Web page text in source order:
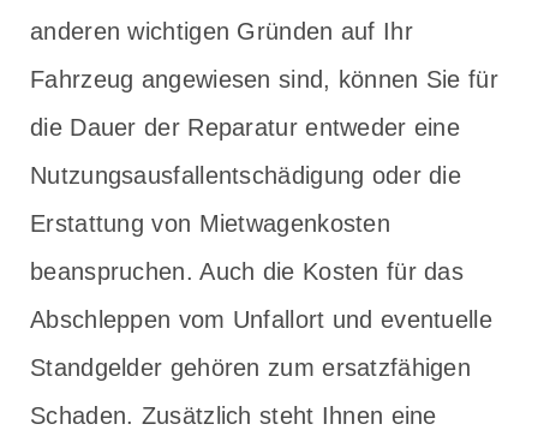
anderen wichtigen Gründen auf Ihr
Fahrzeug angewiesen sind, können Sie für
die Dauer der Reparatur entweder eine
Nutzungsausfallentschädigung oder die
Erstattung von Mietwagenkosten
beanspruchen. Auch die Kosten für das
Abschleppen vom Unfallort und eventuelle
Standgelder gehören zum ersatzfähigen
Schaden. Zusätzlich steht Ihnen eine